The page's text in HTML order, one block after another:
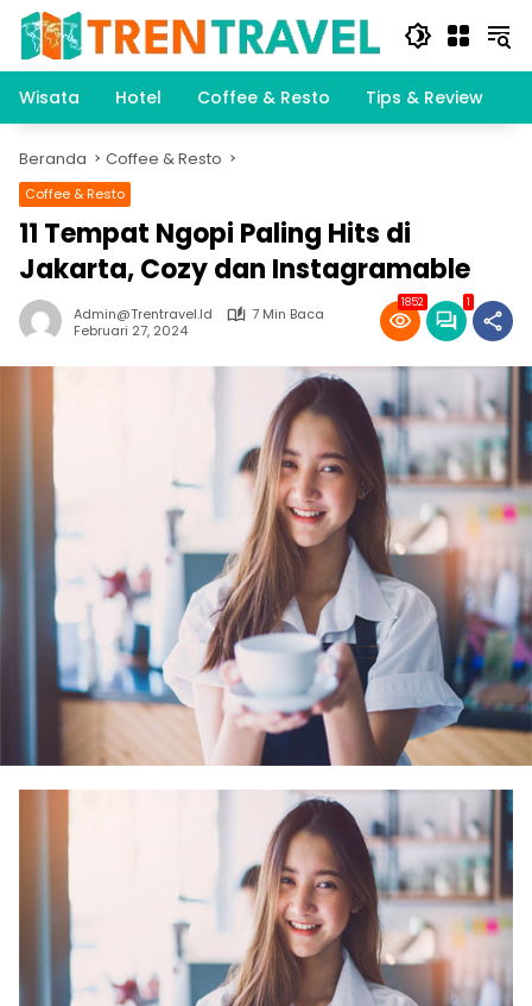
Langsung
konten
Wisata
Hotel Coffee & Resto Tips & Review
Beranda Coffee & Resto
Coffee & Resto
11 Tempat Ngopi Paling Hits di
Jakarta, Cozy dan Instagramable
Admin@trentravel.id
7 Min Baca
Februari 27, 2024
1852 1